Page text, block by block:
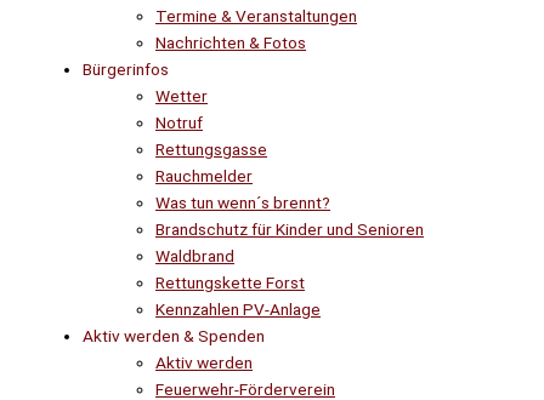
Termine & Veranstaltungen
Nachrichten & Fotos
Bürgerinfos
Wetter
Notruf
Rettungsgasse
Rauchmelder
Was tun wenn´s brennt?
Brandschutz für Kinder und Senioren
Waldbrand
Rettungskette Forst
Kennzahlen PV-Anlage
Aktiv werden & Spenden
Aktiv werden
Feuerwehr-Förderverein